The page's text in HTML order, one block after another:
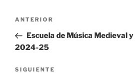
Navegación
entradas
Entrada
anterior:
ANTERIOR
Escuela de Música Medieval
2024-25
Siguiente
SIGUIENTE